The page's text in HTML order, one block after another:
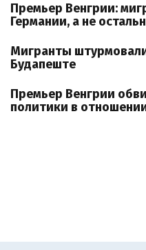
Премьер Венгрии:
Германии, а не
Мигранты
Будапеште
Премьер Венгрии
политики в